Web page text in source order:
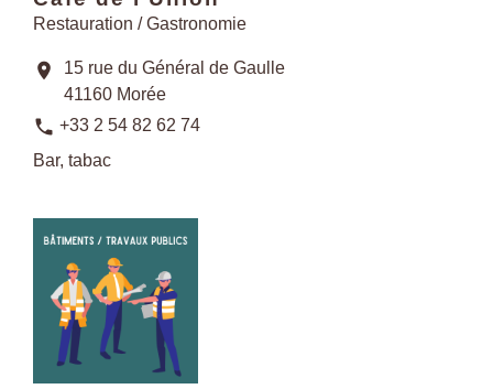
Restauration / Gastronomie
location_on
15 rue du Général de Gaulle
41160 Morée
phone +33 2 54 82 62 74
Bar, tabac